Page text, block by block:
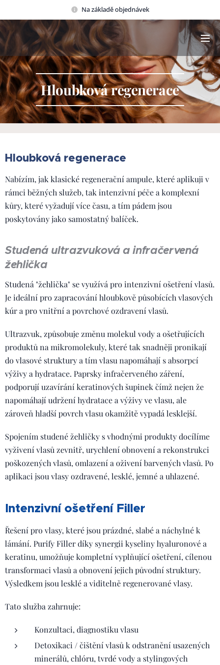
Na základě objednávek
Hloubková regenerace
Hloubková regenerace
Nabízím, jak klasické regenerační ampule, které aplikuji v
rámci běžných služeb, tak intenzivní péče a komplexní
kůry, které vyžadují více času, a tím pádem jsou
poskytovány jako samostatný balíček.
Studená ultrazvuková a infračervená
žehlička
Studená "žehlička" se využívá pro intenzivní ošetření vlasů.
Je ideální pro zapracování hloubkově působících vlasových
kúr a pro vnitřní a povrchové ozdravení vlasů.
Ultrazvuk, způsobuje změnu molekul vody a ošetřujících
produktů na mikromolekuly, které tak snadněji pronikají
do vlasové struktury a tím vlasu napomáhají s absorpcí
výživy a hydratace. Paprsky infračerveného záření,
podporují uzavírání keratinových šupinek čímž nejen že
napomáhají udržení hydratace a výživy ve vlasu, ale
zároveň hladší povrch vlasu okamžitě vypadá lesklejší.
Spojením studené žehličky s vhodnými produkty docílíme
vyživení vlasů zevnitř, urychlení obnovení a rekonstrukci
poškozených vlasů, omlazení a oživení barvených vlasů. Po
aplikaci jsou vlasy ozdravené, lesklé, jemné a uhlazené.
Intenzivní ošetření Filler
Řešení pro vlasy, které jsou prázdné, slabé a náchylné k
lámání. Purify Filler díky synergii kyseliny hyaluronové a
keratinu, umožňuje kompletní vyplňující ošetření, cílenou
transformaci vlasů a obnovení jejich původní struktury.
Výsledkem jsou lesklé a viditelně regenerované vlasy.
Tato služba zahrnuje:
Konzultaci, diagnostiku vlasu
Detoxikaci / čištění vlasů k odstranění usazených
minerálů, chlóru, tvrdé vody a stylingových